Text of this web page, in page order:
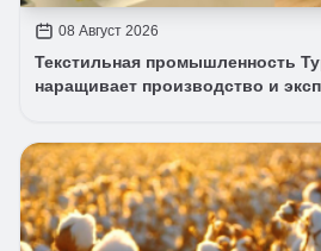
08 Август 2026
Текстильная промышленность
наращивает производство и